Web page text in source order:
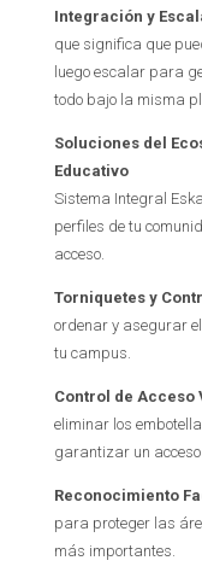
Integración y
que significa que
luego escalar para
todo bajo la misma
Soluciones del
Educativo
Sistema Integral
perfiles de tu
acceso.
Torniquetes y
ordenar y asegurar
tu campus.
Control de Acceso
eliminar los
garantizar un acceso
Reconocimiento
para proteger las
más importantes.